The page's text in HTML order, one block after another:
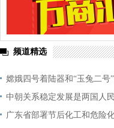
频道精选
嫦娥四号着陆器和“玉兔二号
中朝关系稳定发展是两国人
广东省部署节后化工和危险